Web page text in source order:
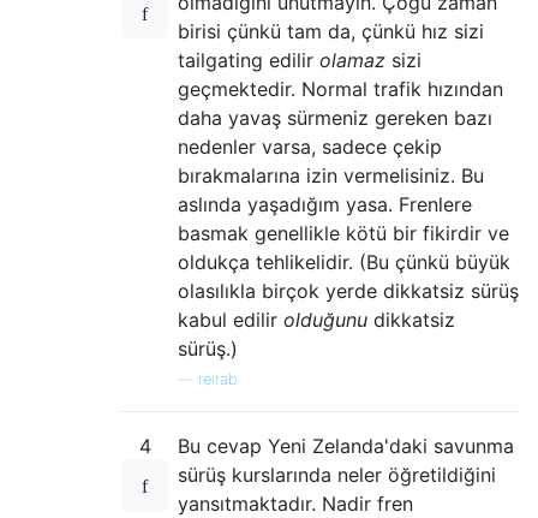
birisi çünkü tam da, çünkü hız sizi
tailgating edilir olamaz sizi
geçmektedir. Normal trafik hızından
daha yavaş sürmeniz gereken bazı
nedenler varsa, sadece çekip
bırakmalarına izin vermelisiniz. Bu
aslında yaşadığım yasa. Frenlere
basmak genellikle kötü bir fikirdir ve
oldukça tehlikelidir. (Bu çünkü büyük
olasılıkla birçok yerde dikkatsiz sürüş
kabul edilir olduğunu dikkatsiz
sürüş.)
reirab
4
Bu cevap Yeni Zelanda'daki savunma
sürüş kurslarında neler öğretildiğini
yansıtmaktadır. Nadir fren